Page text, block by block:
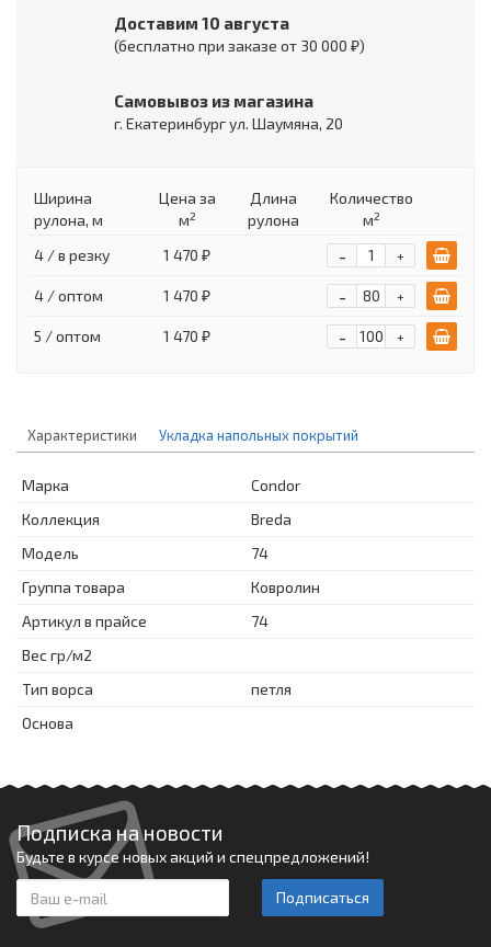
Доставим 10 августа
(бесплатно при заказе от 30 000 ₽)
Самовывоз из магазина
г. Екатеринбург ул. Шаумяна, 20
Ширина
рулона, м
Цена за
м2
Длина
рулона
Количество
м2
4 / в резку 1 470 ₽ +
-
4 / оптом 1 470 ₽ +
-
5 / оптом 1 470 ₽ +
-
Характеристики Укладка напольных покрытий
Марка
Condor
Коллекция
Breda
Модель
74
Группа товара
Ковролин
Артикул в прайсе
74
Вес гр/м2
Тип ворса
петля
Основа
Подписка на новости
Будьте в курсе новых акций и спецпредложений!
Подписаться